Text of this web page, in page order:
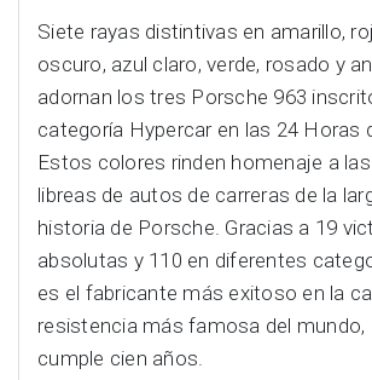
Siete rayas distintivas en amarillo,
oscuro, azul claro, verde, rosado y
adornan los tres Porsche 963
categoría Hypercar en las 24 Horas
Estos colores rinden homenaje a
libreas de autos de carreras de la
historia de Porsche. Gracias a 19
absolutas y 110 en diferentes
es el fabricante más exitoso en la
resistencia más famosa del mundo,
cumple cien años.